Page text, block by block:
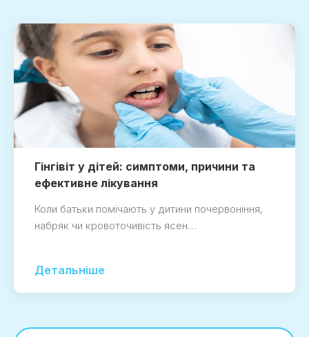
Гінгівіт у дітей: симптоми, причини та
ефективне лікування
Коли батьки помічають у дитини почервоніння,
набряк чи кровоточивість ясен…
Детальніше